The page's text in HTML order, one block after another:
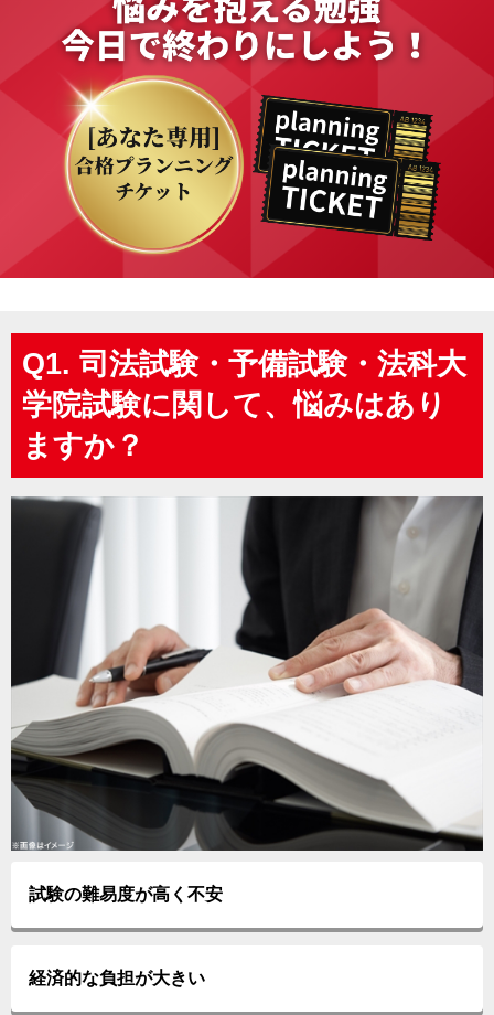
Q1. 司法試験・予備試験・法科大
学院試験に関して、悩みはあり
ますか？
試験の難易度が高く不安
経済的な負担が大きい